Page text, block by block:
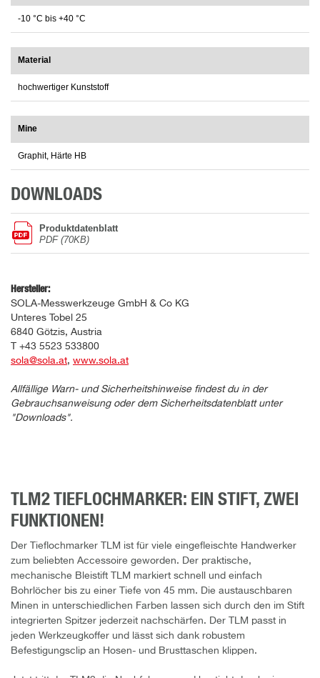
-10 °C bis +40 °C
Material
hochwertiger Kunststoff
Mine
Graphit, Härte HB
DOWNLOADS
Produktdatenblatt
PDF (70KB)
Hersteller:
SOLA-Messwerkzeuge GmbH & Co KG
Unteres Tobel 25
6840 Götzis, Austria
T +43 5523 533800
sola@sola.at, www.sola.at
Allfällige Warn- und Sicherheitshinweise findest du in der
Gebrauchsanweisung oder dem Sicherheitsdatenblatt unter
"Downloads".
TLM2 TIEFLOCHMARKER: EIN STIFT, ZWEI
FUNKTIONEN!
Der Tieflochmarker TLM ist für viele eingefleischte Handwerker
zum beliebten Accessoire geworden. Der praktische,
mechanische Bleistift TLM markiert schnell und einfach
Bohrlöcher bis zu einer Tiefe von 45 mm. Die austauschbaren
Minen in unterschiedlichen Farben lassen sich durch den im Stift
integrierten Spitzer jederzeit nachschärfen. Der TLM passt in
jeden Werkzeugkoffer und lässt sich dank robustem
Befestigungsclip an Hosen- und Brusttaschen klippen.